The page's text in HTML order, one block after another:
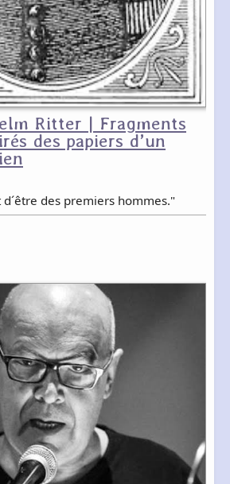
Ritter | Fragments
des papiers d’un
d´être des premiers hommes."